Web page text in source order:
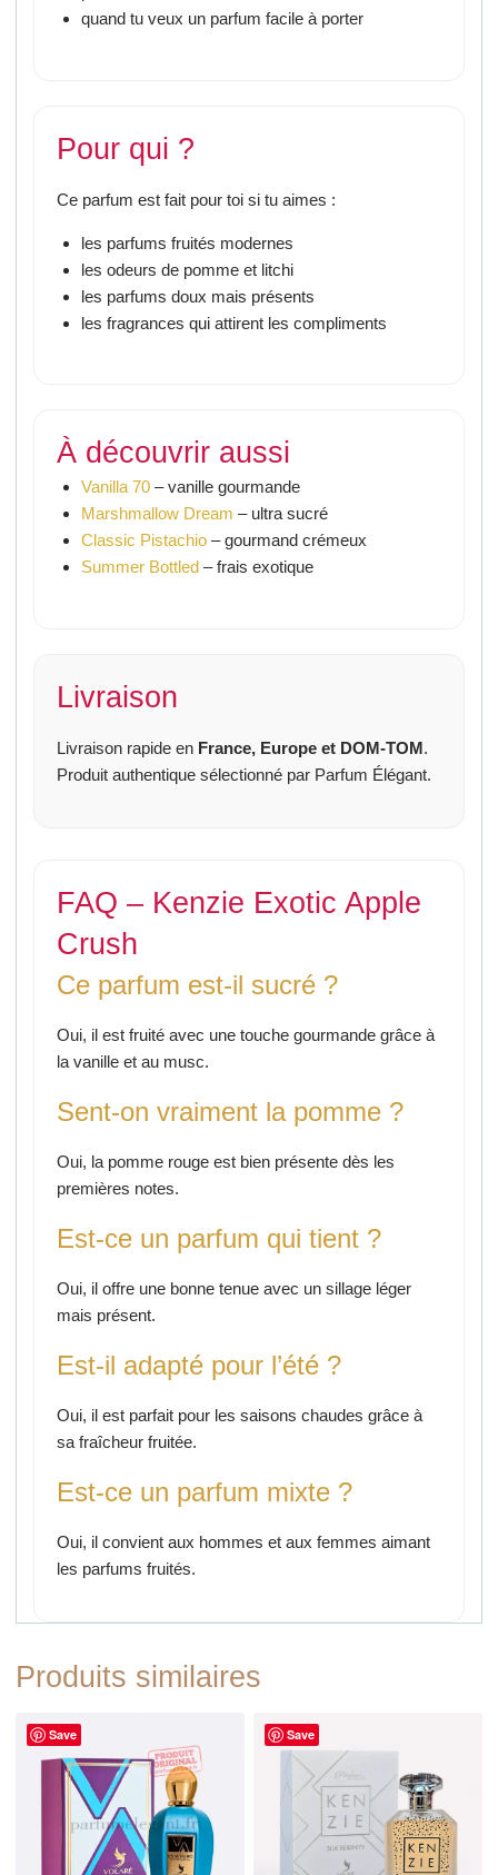
quand tu veux un parfum facile à porter
Pour qui ?
Ce parfum est fait pour toi si tu aimes :
les parfums fruités modernes
les odeurs de pomme et litchi
les parfums doux mais présents
les fragrances qui attirent les compliments
À découvrir aussi
Vanilla 70 – vanille gourmande
Marshmallow Dream – ultra sucré
Classic Pistachio – gourmand crémeux
Summer Bottled – frais exotique
Livraison
Livraison rapide en France, Europe et DOM-TOM.
Produit authentique sélectionné par Parfum Élégant.
FAQ – Kenzie Exotic Apple
Crush
Ce parfum est-il sucré ?
Oui, il est fruité avec une touche gourmande grâce à
la vanille et au musc.
Sent-on vraiment la pomme ?
Oui, la pomme rouge est bien présente dès les
premières notes.
Est-ce un parfum qui tient ?
Oui, il offre une bonne tenue avec un sillage léger
mais présent.
Est-il adapté pour l’été ?
Oui, il est parfait pour les saisons chaudes grâce à
sa fraîcheur fruitée.
Est-ce un parfum mixte ?
Oui, il convient aux hommes et aux femmes aimant
les parfums fruités.
Produits similaires
Save Save